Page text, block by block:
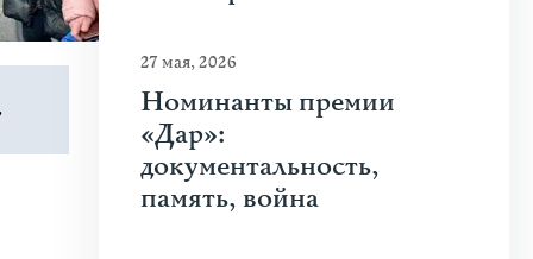
27 мая, 2026
Номинанты премии
«Дар»:
документальность,
память, война